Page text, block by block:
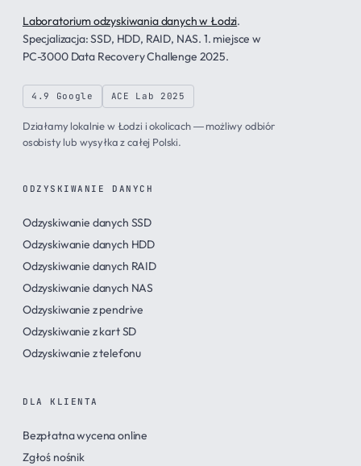
Laboratorium odzyskiwania danych w Łodzi.
Specjalizacja: SSD, HDD, RAID, NAS. 1. miejsce w
PC-3000 Data Recovery Challenge 2025.
4.9 Google ACE Lab 2025
Działamy lokalnie w Łodzi i okolicach — możliwy odbiór
osobisty lub wysyłka z całej Polski.
ODZYSKIWANIE DANYCH
Odzyskiwanie danych SSD
Odzyskiwanie danych HDD
Odzyskiwanie danych RAID
Odzyskiwanie danych NAS
Odzyskiwanie z pendrive
Odzyskiwanie z kart SD
Odzyskiwanie z telefonu
DLA KLIENTA
Bezpłatna wycena online
Zgłoś nośnik